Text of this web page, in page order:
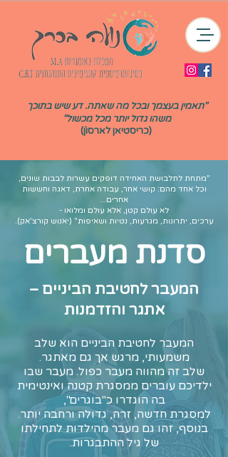
"תאמין בעצמך ובכל מה שאתה. דע שיש בתוכך
משהו גדול יותר מכל מכשול"
(כריסטיאן לארסוןׂׂׂׂ)
"מתחת לתלבושת האחידה דופקים עשרות לבבות שונים,
וכל אחד מהם: קושי אחר, עבודה אחרת, דאגה וחששות
אחרים...
לא עולם קטן, אלא עולם ומלואו -
ערכים, יתרונות, מגרעות, נטיות ושאיפות" (יאנוש קורצ'אק).
סדנת מעברים
המעבר לחטיבת הביניים –
אתגר והזדמנות
המעבר לחטיבת הביניים הוא שלב
משמעותי, מרגש אך גם מאתגר.
שלב זה מהווה מעבר כפול. מעבר שבו
ילדיכם עוברים ממסגרת קטנה ואינטימית
בה הוגדרו כ"בוגרים",
למסגרת חדשה, זרה, גדולה ורחבה יותר.
בנוסף, זהו גם מעבר מהילדות לתחילתו
של גיל ההתבגרות.